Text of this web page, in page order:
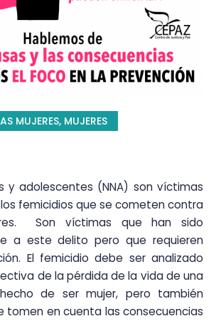
MUJERES, MUJERES
y adolescentes (NNA) son víctimas
femicidios que se cometen contra
Son víctimas que han sido
a este delito pero que requieren
El femicidio debe ser analizado
de la pérdida de la vida de una
de ser mujer, pero también
tomen en cuenta las consecuencias